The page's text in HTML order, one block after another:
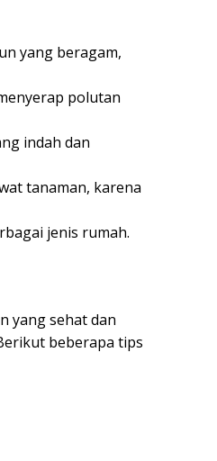
yang beragam,
polutan
indah dan
tanaman, karena
jenis rumah.
yang sehat dan
beberapa tips